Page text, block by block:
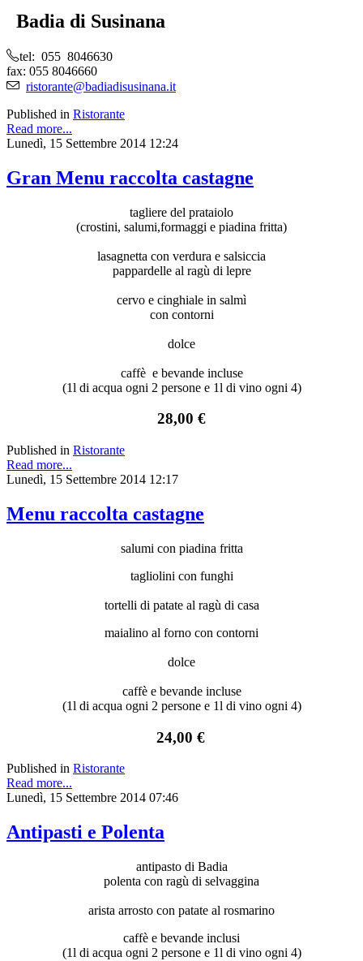
Badia di Susinana
tel: 055 8046630
fax: 055 8046660
ristorante@badiadisusinana.it
Published in Ristorante
Read more...
Lunedì, 15 Settembre 2014 12:24
Gran Menu raccolta castagne
tagliere del prataiolo
(crostini, salumi,formaggi e piadina fritta)
lasagnetta con verdura e salsiccia
pappardelle al ragù di lepre
cervo e cinghiale in salmì
con contorni
dolce
caffè e bevande incluse
(1l di acqua ogni 2 persone e 1l di vino ogni 4)
28,00 €
Published in Ristorante
Read more...
Lunedì, 15 Settembre 2014 12:17
Menu raccolta castagne
salumi con piadina fritta
tagliolini con funghi
tortelli di patate al ragù di casa
maialino al forno con contorni
dolce
caffè e bevande incluse
(1l di acqua ogni 2 persone e 1l di vino ogni 4)
24,00 €
Published in Ristorante
Read more...
Lunedì, 15 Settembre 2014 07:46
Antipasti e Polenta
antipasto di Badia
polenta con ragù di selvaggina
arista arrosto con patate al rosmarino
caffè e bevande inclusi
(1l di acqua ogni 2 persone e 1l di vino ogni 4)